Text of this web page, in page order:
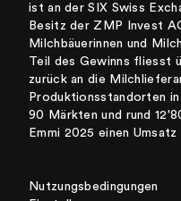
ist an der SIX Swiss
Besitz der ZMP Invest
Milchbäuerinnen und
Teil des Gewinns fliesst
zurück an die
Produktionsstandorten in
90 Märkten und rund
Emmi 2025 einen
Nutzungsbedingungen